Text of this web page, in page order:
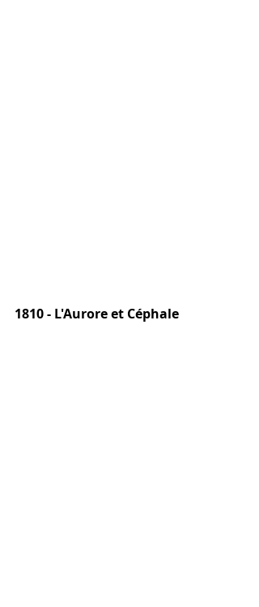
1810 - L'Aurore et Céphale